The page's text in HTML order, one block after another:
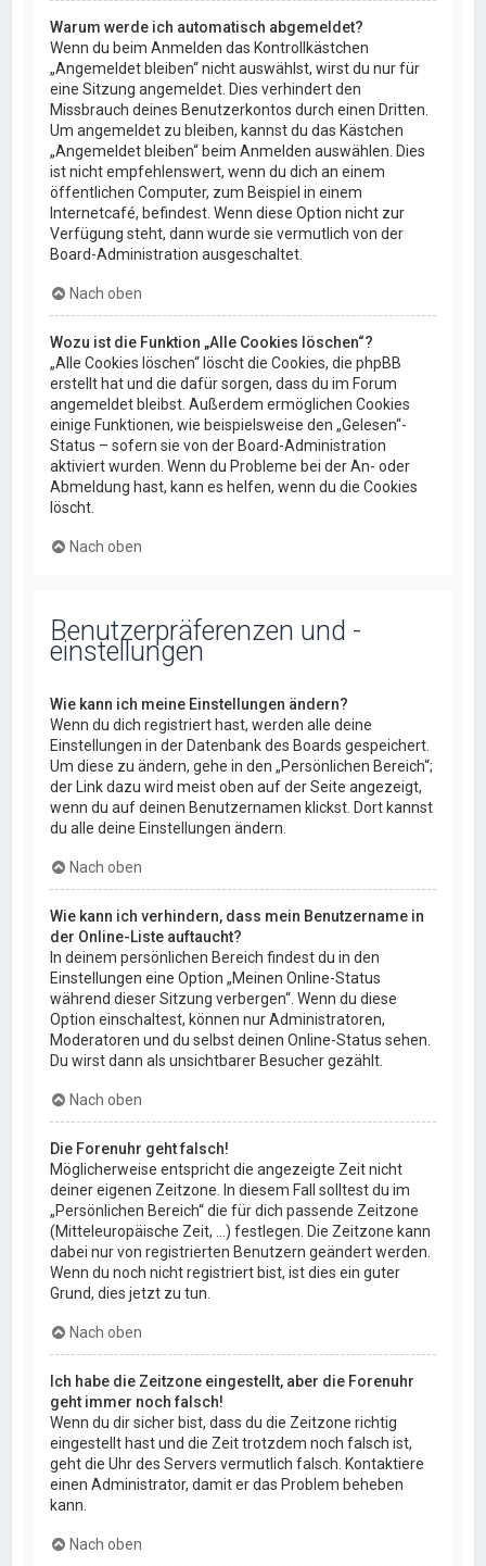
Warum werde ich automatisch abgemeldet?
Wenn du beim Anmelden das Kontrollkästchen
„Angemeldet bleiben“ nicht auswählst, wirst du nur für
eine Sitzung angemeldet. Dies verhindert den
Missbrauch deines Benutzerkontos durch einen Dritten.
Um angemeldet zu bleiben, kannst du das Kästchen
„Angemeldet bleiben“ beim Anmelden auswählen. Dies
ist nicht empfehlenswert, wenn du dich an einem
öffentlichen Computer, zum Beispiel in einem
Internetcafé, befindest. Wenn diese Option nicht zur
Verfügung steht, dann wurde sie vermutlich von der
Board-Administration ausgeschaltet.
Nach oben
Wozu ist die Funktion „Alle Cookies löschen“?
„Alle Cookies löschen“ löscht die Cookies, die phpBB
erstellt hat und die dafür sorgen, dass du im Forum
angemeldet bleibst. Außerdem ermöglichen Cookies
einige Funktionen, wie beispielsweise den „Gelesen“-
Status – sofern sie von der Board-Administration
aktiviert wurden. Wenn du Probleme bei der An- oder
Abmeldung hast, kann es helfen, wenn du die Cookies
löscht.
Nach oben
Benutzerpräferenzen und -
einstellungen
Wie kann ich meine Einstellungen ändern?
Wenn du dich registriert hast, werden alle deine
Einstellungen in der Datenbank des Boards gespeichert.
Um diese zu ändern, gehe in den „Persönlichen Bereich“;
der Link dazu wird meist oben auf der Seite angezeigt,
wenn du auf deinen Benutzernamen klickst. Dort kannst
du alle deine Einstellungen ändern.
Nach oben
Wie kann ich verhindern, dass mein Benutzername in
der Online-Liste auftaucht?
In deinem persönlichen Bereich findest du in den
Einstellungen eine Option „Meinen Online-Status
während dieser Sitzung verbergen“. Wenn du diese
Option einschaltest, können nur Administratoren,
Moderatoren und du selbst deinen Online-Status sehen.
Du wirst dann als unsichtbarer Besucher gezählt.
Nach oben
Die Forenuhr geht falsch!
Möglicherweise entspricht die angezeigte Zeit nicht
deiner eigenen Zeitzone. In diesem Fall solltest du im
„Persönlichen Bereich“ die für dich passende Zeitzone
(Mitteleuropäische Zeit, ...) festlegen. Die Zeitzone kann
dabei nur von registrierten Benutzern geändert werden.
Wenn du noch nicht registriert bist, ist dies ein guter
Grund, dies jetzt zu tun.
Nach oben
Ich habe die Zeitzone eingestellt, aber die Forenuhr
geht immer noch falsch!
Wenn du dir sicher bist, dass du die Zeitzone richtig
eingestellt hast und die Zeit trotzdem noch falsch ist,
geht die Uhr des Servers vermutlich falsch. Kontaktiere
einen Administrator, damit er das Problem beheben
kann.
Nach oben